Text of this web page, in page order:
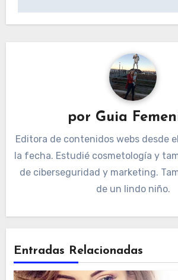
por Guia
Editora de contenidos webs desde
la fecha. Estudié cosmetología y
de ciberseguridad y marketing.
de un lindo niño.
Entradas Relacionadas